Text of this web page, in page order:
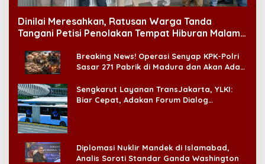
Dinilai Meresahkan, Ratusan Warga Tanda
Tangani Petisi Penolakan Tempat Hiburan Malam
Breaking News! Operasi Senyap KPK-Polri
Sasar 271 Pabrik di Madura dan Akan Ada
Sengkarut Layanan TransJakarta, YLKI:
Biar Cepat, Adakan Forum Dialog
Diplomasi Nuklir Mandek di Islamabad,
Analis Soroti Standar Ganda Washington